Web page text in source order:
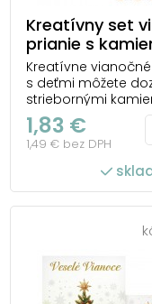
Kreatívny set
prianie s
Kreatívne
s deťmi môžete
striebornými
Vianočné želanie
obsahuje Želanie,
obálku. 50 ks
nalepovacích
Dodávame v mixe
Uvedená cena je
Nevhodné pre deti
1,83 €
1,49 € bez DPH